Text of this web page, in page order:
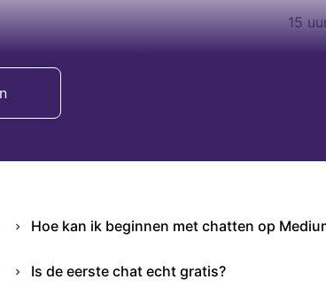
15
Hoe kan ik beginnen met chatten op
Is de eerste chat echt gratis?